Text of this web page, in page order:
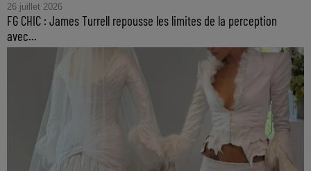
26 juillet 2026
FG CHIC : James Turrell repousse les limites de la perception
avec...